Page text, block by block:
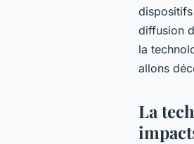
diffusion
la
allons
La